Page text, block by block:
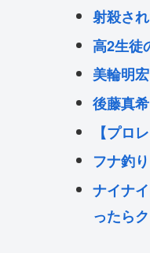
射殺さ
高2生徒
美輪明
後藤真
【プロ
フナ釣
ナイナ
ったら